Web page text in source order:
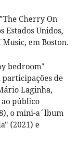
Cherry On
Estados Unidos,
em Boston.
bedroom"
participações de
Laginha,
ao público
o mini-a´lbum
(2021) e